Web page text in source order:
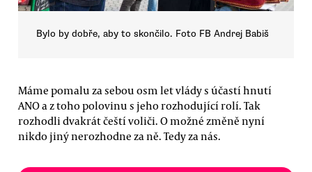
Bylo by dobře, aby to skončilo. Foto FB Andrej Babiš
Máme pomalu za sebou osm let vlády s účastí hnutí
ANO a z toho polovinu s jeho rozhodující rolí. Tak
rozhodli dvakrát čeští voliči. O možné změně nyní
nikdo jiný nerozhodne za ně. Tedy za nás.